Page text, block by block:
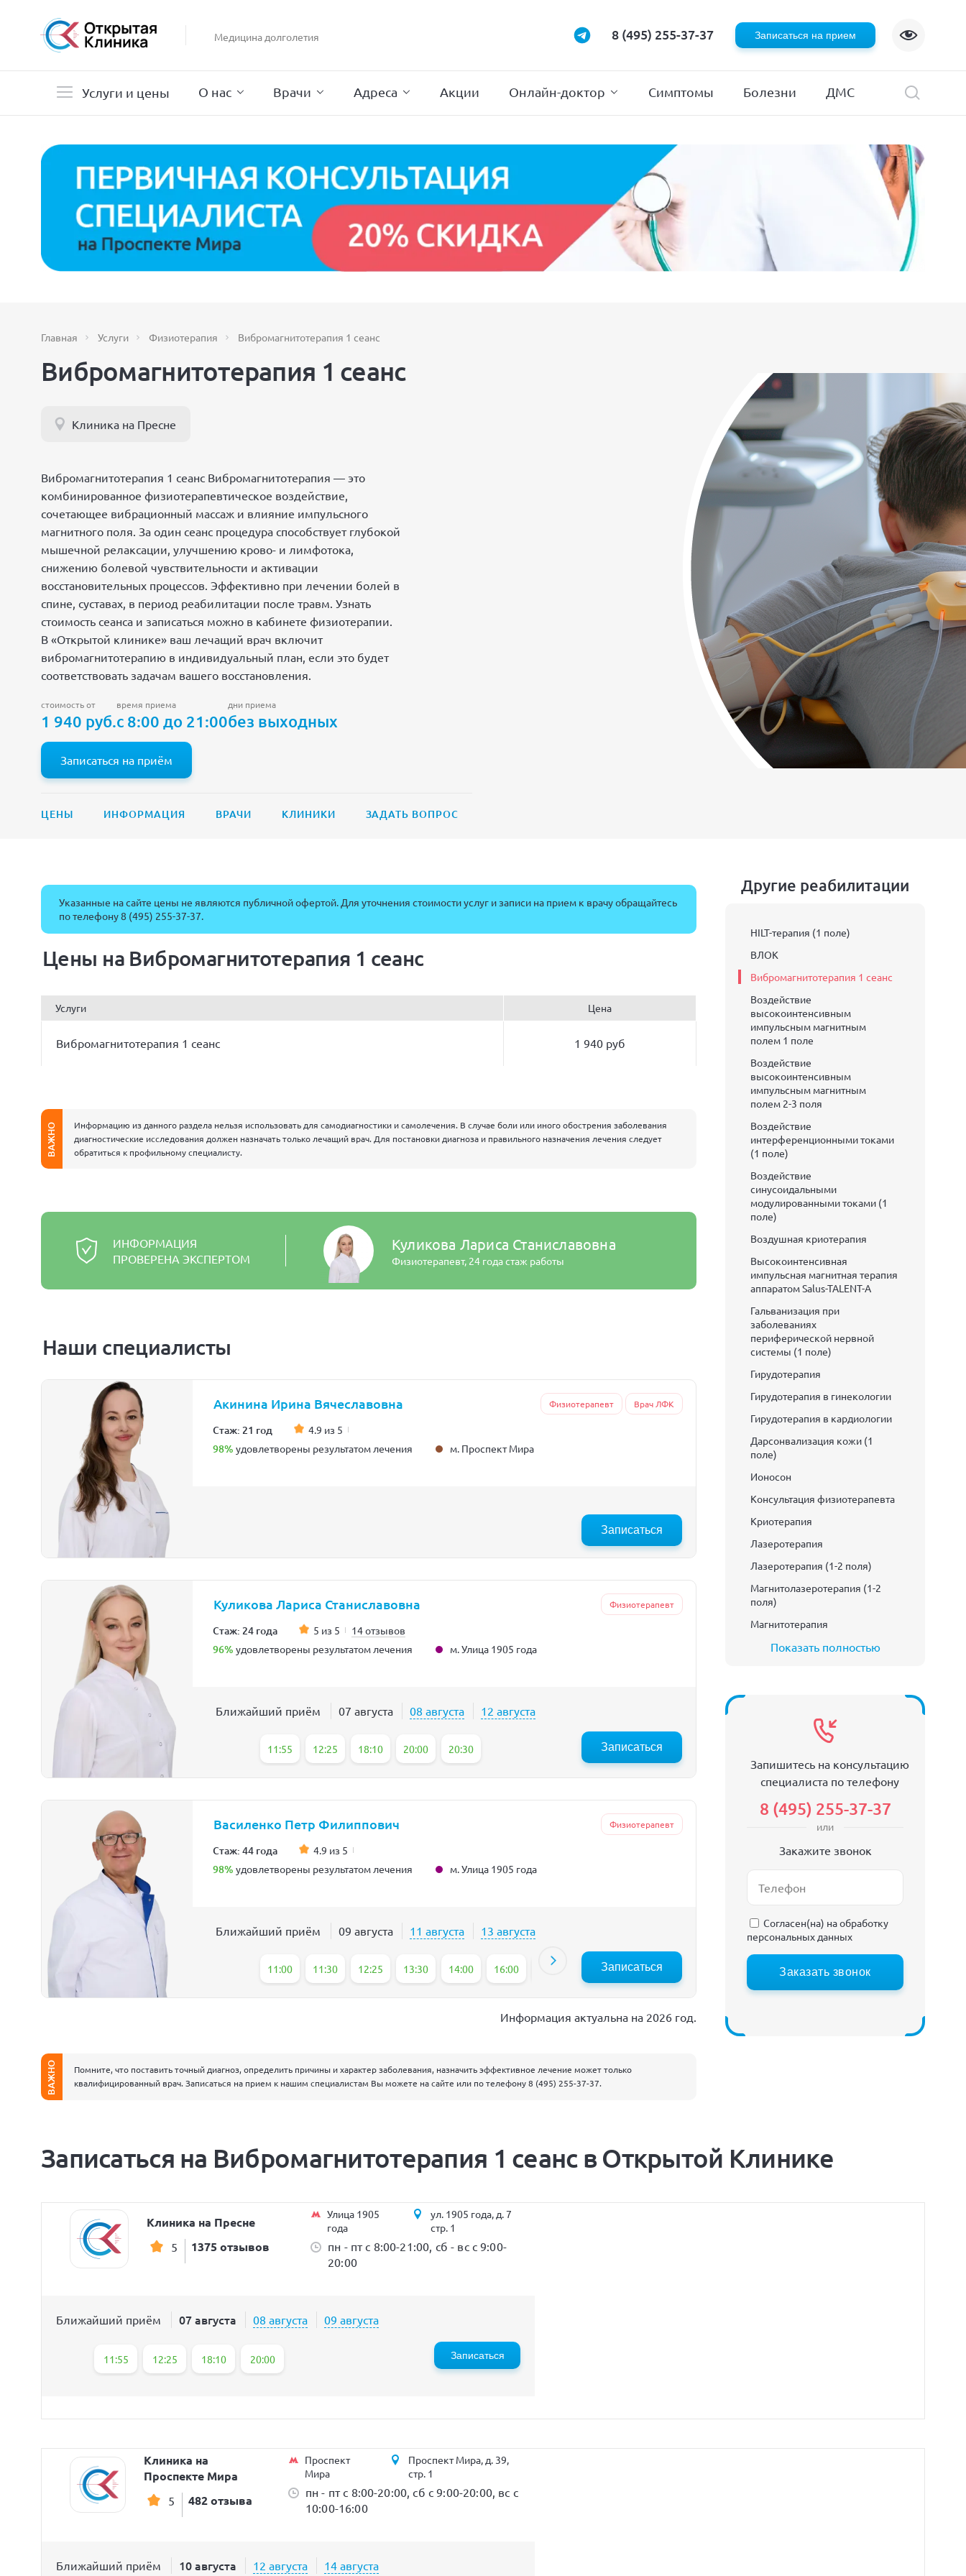
Медицина долголетия 8 (495) 255-37-37 Записаться на прием
Услуги и цены
Нейрохирургия
Проктология
Психотерапия
Хирургия
Эндокринология
О нас Врачи Адреса Акции Онлайн-доктор Симптомы Болезни ДМС
Главная Услуги Физиотерапия Вибромагнитотерапия 1 сеанс
Вибромагнитотерапия 1 сеанс
Клиника на Пресне
Вибромагнитотерапия 1 сеанс Вибромагнитотерапия — это
комбинированное физиотерапевтическое воздействие,
сочетающее вибрационный массаж и влияние импульсного
магнитного поля. За один сеанс процедура способствует глубокой
мышечной релаксации, улучшению крово- и лимфотока,
снижению болевой чувствительности и активации
восстановительных процессов. Эффективно при лечении болей в
спине, суставах, в период реабилитации после травм. Узнать
стоимость сеанса и записаться можно в кабинете физиотерапии.
В «Открытой клинике» ваш лечащий врач включит
вибромагнитотерапию в индивидуальный план, если это будет
соответствовать задачам вашего восстановления.
стоимость от
1 940 руб.
время приема
с 8:00 до 21:00
дни приема
без выходных
Записаться на приём
ЦЕНЫ ИНФОРМАЦИЯ ВРАЧИ КЛИНИКИ ЗАДАТЬ ВОПРОС
Указанные на сайте цены не являются публичной офертой. Для уточнения стоимости услуг и записи на прием к врачу обращайтесь
по телефону8 (495) 255-37-37.
Цены на Вибромагнитотерапия 1 сеанс
Услуги Цена
Вибромагнитотерапия 1 сеанс 1 940 руб
ВАЖНО
Информацию из данного раздела нельзя использовать для самодиагностики и самолечения. В случае боли или иного обострения заболевания
диагностические исследования должен назначать только лечащий врач. Для постановки диагноза и правильного назначения лечения следует
обратиться к профильному специалисту.
ИНФОРМАЦИЯ
ПРОВЕРЕНА ЭКСПЕРТОМ
Куликова Лариса Станиславовна
Физиотерапевт, 24 года стаж работы
Наши специалисты
Акинина Ирина Вячеславовна Физиотерапевт Врач ЛФК
Стаж: 21 год 4.9 из 5
98% удовлетворены результатом лечения м. Проспект Мира
Записаться
Куликова Лариса Станиславовна Физиотерапевт
Стаж: 24 года 5 из 5 14 отзывов
96% удовлетворены результатом лечения м. Улица 1905 года
Ближайший приём 07 августа 08 августа 12 августа
11:55 12:25 18:10 20:00 20:30 Записаться
Василенко Петр Филиппович Физиотерапевт
Стаж: 44 года 4.9 из 5
98% удовлетворены результатом лечения м. Улица 1905 года
Ближайший приём 09 августа 11 августа 13 августа
11:00 11:30 12:25 13:30 14:00 16:00 16:30 17:00 17:30
Записаться
Информация актуальна на 2026 год.
ВАЖНО
Помните, что поставить точный диагноз, определить причины и характер заболевания, назначить эффективное лечение может только
квалифицированный врач. Записаться на прием к нашим специалистам Вы можете на сайте или по телефону8 (495) 255-37-37.
Другие реабилитации
HILT-терапия (1 поле)
ВЛОК
Вибромагнитотерапия 1 сеанс
Воздействие
высокоинтенсивным
импульсным магнитным
полем 1 поле
Воздействие
высокоинтенсивным
импульсным магнитным
полем 2-3 поля
Воздействие
интерференционными токами
(1 поле)
Воздействие
синусоидальными
модулированными токами (1
поле)
Воздушная криотерапия
Высокоинтенсивная
импульсная магнитная терапия
аппаратом Salus-TALENT-A
Гальванизация при
заболеваниях
периферической нервной
системы (1 поле)
Гирудотерапия
Гирудотерапия в гинекологии
Гирудотерапия в кардиологии
Дарсонвализация кожи (1
поле)
Ионосон
Консультация физиотерапевта
Криотерапия
Лазеротерапия
Лазеротерапия (1-2 поля)
Магнитолазеротерапия (1-2
поля)
Магнитотерапия
Показать полностью
Запишитесь на консультацию
специалиста по телефону
8 (495) 255-37-37
или
Закажите звонок
Согласен(на) наобработку
персональных данных
Заказать звонок
Записаться на Вибромагнитотерапия 1 сеанс в Открытой Клинике
Клиника на Пресне
5 1375 отзывов
Улица 1905
года
ул. 1905 года, д. 7
стр. 1
пн - пт с 8:00-21:00, сб - вс с 9:00-
20:00
Ближайший приём 07 августа 08 августа 09 августа
11:55 12:25 18:10 20:00 Записаться
Клиника на
Проспекте Мира
5 482 отзыва
Проспект
Мира
Проспект Мира, д. 39,
стр. 1
пн - пт с 8:00-20:00, сб с 9:00-20:00, вс с
10:00-16:00
Ближайший приём 10 августа 12 августа 14 августа